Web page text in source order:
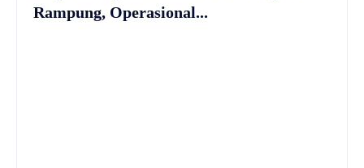
Rampung, Operasional...